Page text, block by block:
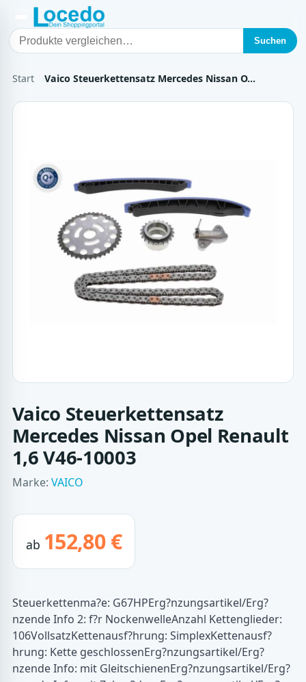
Suchen
Start Vaico Steuerkettensatz Mercedes Nissan O…
Vaico Steuerkettensatz
Mercedes Nissan Opel Renault
1,6 V46-10003
Marke: VAICO
ab 152,80 €
Steuerkettenma?e: G67HPErg?nzungsartikel/Erg?
nzende Info 2: f?r NockenwelleAnzahl Kettenglieder:
106VollsatzKettenausf?hrung: SimplexKettenausf?
hrung: Kette geschlossenErg?nzungsartikel/Erg?
nzende Info: mit GleitschienenErg?nzungsartikel/Erg?